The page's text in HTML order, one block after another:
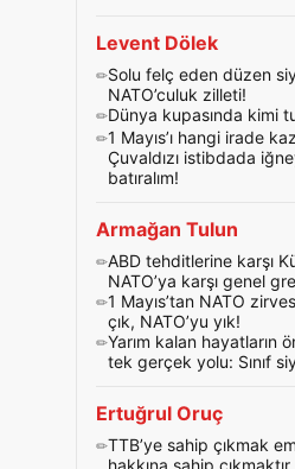
Levent Dölek
Solu felç eden düzen
NATO’culuk zilleti!
Dünya kupasında kimi
1 Mayıs’ı hangi irade
Çuvaldızı istibdada
batıralım!
Armağan Tulun
ABD tehditlerine karşı
NATO’ya karşı genel
1 Mayıs’tan NATO
çık, NATO’yu yık!
Yarım kalan hayatların
tek gerçek yolu: Sınıf
Ertuğrul Oruç
TTB’ye sahip çıkmak
hakkına sahip çıkmaktır